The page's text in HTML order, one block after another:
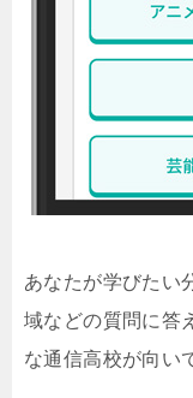
あなたが学びたい
域などの質問に答
な通信高校が向い